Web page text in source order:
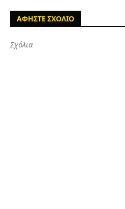
ΑΦΗΣΤΕ ΣΧΟΛΙΟ
Σχόλια